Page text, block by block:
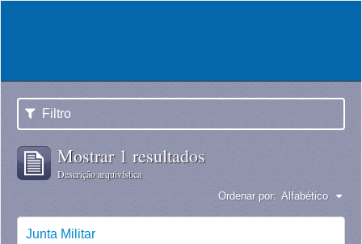
Filtro
Mostrar 1 resultados
Descrição arquivística
Ordenar por: Alfabético
Junta Militar